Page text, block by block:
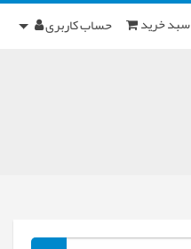
حساب کاربری سبد خرید